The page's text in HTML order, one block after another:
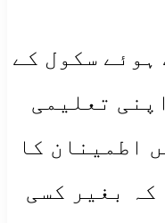
ہوئے سکول کے
تعلیمی
اطمینان کا
کہ بغیر کسی